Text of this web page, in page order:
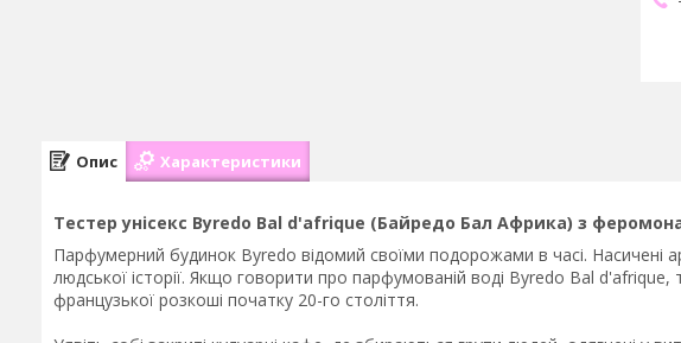
Опис Характеристики
Тестер унісекс Byredo Bal d'afrique (Байредо Бал Африка) з
Парфумерний будинок Byredo відомий своїми подорожами в часі. Насичені
людської історії. Якщо говорити про парфумованій воді Byredo Bal d'afrique,
французької розкоші початку 20-го століття.